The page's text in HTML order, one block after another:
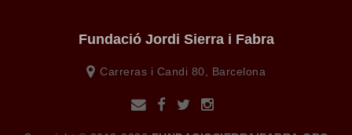
Fundació Jordi Sierra i Fabra
Carreras i Candi 80, Barcelona